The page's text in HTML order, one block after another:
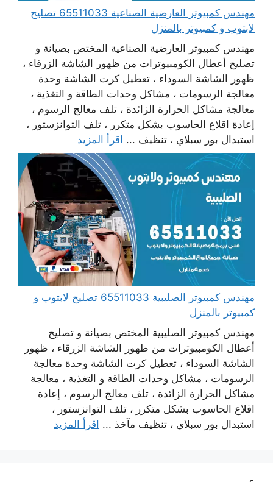
مهندس كمبيوتر العارضية الصناعية 65511033 تصليح
لابتوب و كمبيوتر بالمنزل
مهندس كمبيوتر العارضية الصناعية المختص بصيانة و
تصليح أعطال الكومبيوترات من ظهور الشاشة الزرقاء ،
ظهور الشاشة السوداء ، تعطيل كرت الشاشة وحدة
معالجة الرسومات ، مشاكل وحدات الطاقة و التغذية ،
معالجة مشاكل الحرارة الزائدة ، تلف معالج الرسوم ،
إعادة اقلاع الحاسوب بشكل متكرر ، تلف التوانزستور ،
استبدال بور سبلاي ، تنظيف ... اقرأ المزيد
مهندس كمبيوتر الصليبية 65511033 تصليح لابتوب و
كمبيوتر بالمنزل
مهندس كمبيوتر الصليبية المختص بصيانة و تصليح
أعطال الكومبيوترات من ظهور الشاشة الزرقاء ، ظهور
الشاشة السوداء ، تعطيل كرت الشاشة وحدة معالجة
الرسومات ، مشاكل وحدات الطاقة و التغذية ، معالجة
مشاكل الحرارة الزائدة ، تلف معالج الرسوم ، إعادة
اقلاع الحاسوب بشكل متكرر ، تلف التوانزستور ،
استبدال بور سبلاي ، تنظيف مآخذ ... اقرأ المزيد